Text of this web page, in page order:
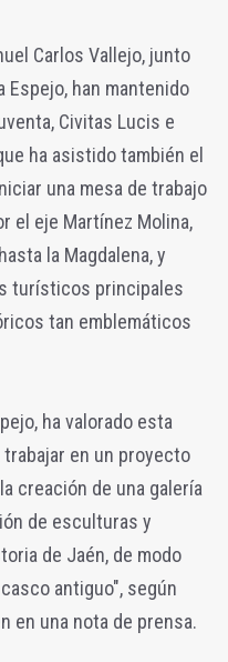
Carlos Vallejo, junto
Espejo, han mantenido
Civitas Lucis e
ha asistido también el
una mesa de trabajo
el eje Martínez Molina,
la Magdalena, y
turísticos principales
tan emblemáticos
ha valorado esta
en un proyecto
creación de una galería
de esculturas y
de Jaén, de modo
antiguo", según
en una nota de prensa.